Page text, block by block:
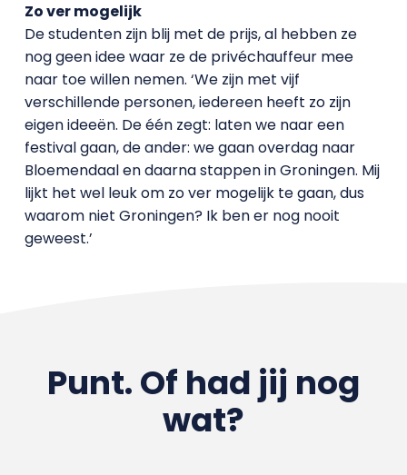
Zo ver mogelijk
De studenten zijn blij met de prijs, al hebben ze
nog geen idee waar ze de privéchauffeur mee
naar toe willen nemen. ‘We zijn met vijf
verschillende personen, iedereen heeft zo zijn
eigen ideeën. De één zegt: laten we naar een
festival gaan, de ander: we gaan overdag naar
Bloemendaal en daarna stappen in Groningen. Mij
lijkt het wel leuk om zo ver mogelijk te gaan, dus
waarom niet Groningen? Ik ben er nog nooit
geweest.’
Punt. Of had jij nog
wat?